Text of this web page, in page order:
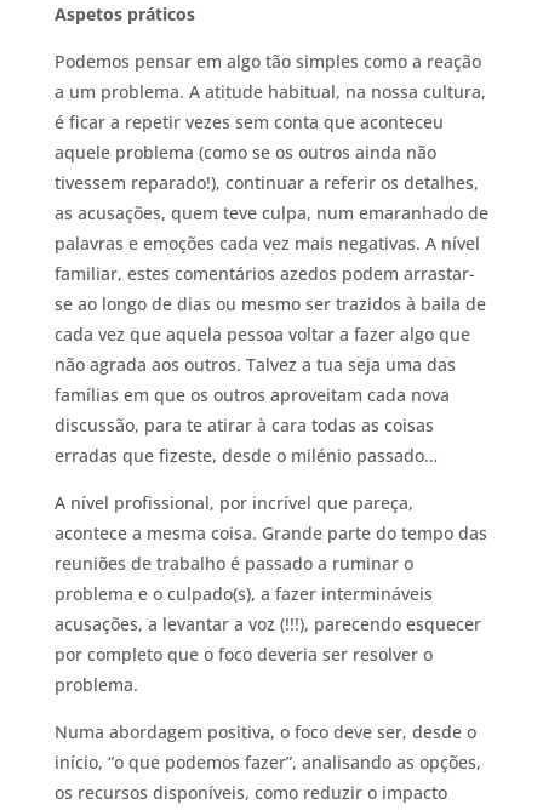
Aspetos práticos
Podemos pensar em algo tão simples como a reação
a um problema. A atitude habitual, na nossa cultura,
é ficar a repetir vezes sem conta que aconteceu
aquele problema (como se os outros ainda não
tivessem reparado!), continuar a referir os detalhes,
as acusações, quem teve culpa, num emaranhado de
palavras e emoções cada vez mais negativas. A nível
familiar, estes comentários azedos podem arrastar-
se ao longo de dias ou mesmo ser trazidos à baila de
cada vez que aquela pessoa voltar a fazer algo que
não agrada aos outros. Talvez a tua seja uma das
famílias em que os outros aproveitam cada nova
discussão, para te atirar à cara todas as coisas
erradas que fizeste, desde o milénio passado…
A nível profissional, por incrível que pareça,
acontece a mesma coisa. Grande parte do tempo das
reuniões de trabalho é passado a ruminar o
problema e o culpado(s), a fazer intermináveis
acusações, a levantar a voz (!!!), parecendo esquecer
por completo que o foco deveria ser resolver o
problema.
Numa abordagem positiva, o foco deve ser, desde o
início, “o que podemos fazer”, analisando as opções,
os recursos disponíveis, como reduzir o impacto